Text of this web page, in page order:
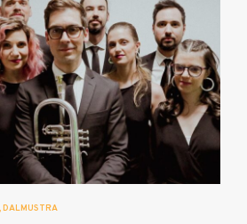
DALMUSTRA